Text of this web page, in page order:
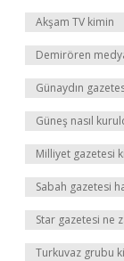
Akşam TV kimin
Demirören
Günaydın
Güneş nasıl
Milliyet gazetesi
Sabah gazetesi
Star gazetesi ne
Turkuvaz grubu